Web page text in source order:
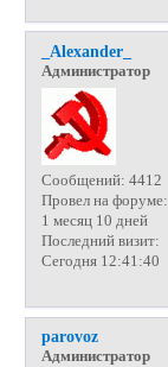
_Alexander_
Администратор
Сообщений: 4412
Провел на форуме:
1 месяц 10 дней
Последний визит:
Сегодня 12:41:40
parovoz
Администратор